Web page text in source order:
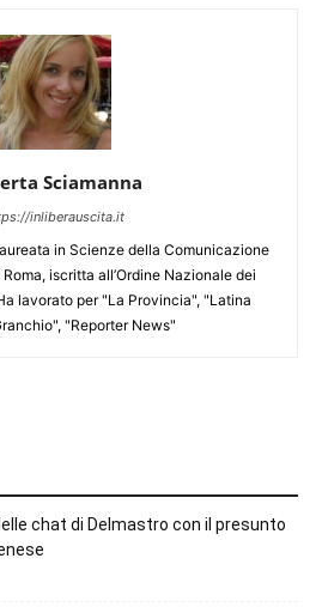
Sciamanna
inliberauscita.it
in Scienze della Comunicazione
iscritta all’Ordine Nazionale dei
lavorato per "La Provincia", "Latina
"Reporter News"
chat di Delmastro con il presunto